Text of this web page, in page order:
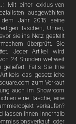
Mit einer exklusiven
ausgewählten
dem Jahr 2015 seine
Taschen, Uhren,
sie ins Netz gestellt
überprüft. Sie
Jeder Artikel wird
24 Stunden weltweit
geliefert. Falls Sie Ihre
das gesetzliche
zum Verkauf
auch im Showroom
eine Tasche, eine
verkaufen?
lassen Ihnen innerhalb
oder